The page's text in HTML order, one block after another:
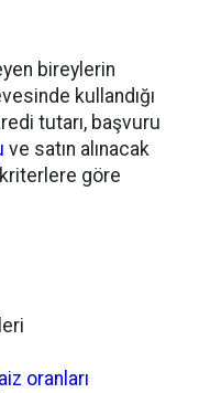
bireylerin
kullandığı
tutarı, başvuru
ve satın alınacak
göre
oranları